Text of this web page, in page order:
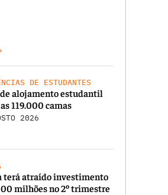
DE ESTUDANTES
alojamento estudantil
119.000 camas
2026
terá atraído investimento
milhões no 2º trimestre